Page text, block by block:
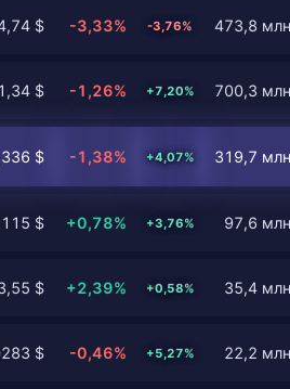
$ -3,33% -3,76% 473,8
1,34 $ -1,26% +7,20% 700,3
$ -1,38% +4,07% 319,7
$ +0,78% +3,76% 97,6
$ +2,39% +0,58% 35,4
$ -0,46% +5,27% 22,2